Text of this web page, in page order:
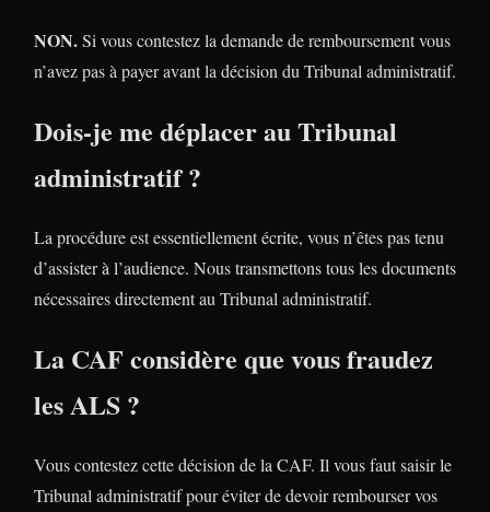
NON.Si vous contestez la demande de remboursement vous
n’avez pas à payer avant la décision du Tribunal administratif.
Dois-je me déplacer au Tribunal
administratif ?
La procédure est essentiellement écrite, vous n’êtes pas tenu
d’assister à l’audience. Nous transmettons tous les documents
nécessaires directement au Tribunal administratif.
La CAF considère que vous fraudez
les ALS ?
Vous contestez cette décision de la CAF. Il vous faut saisir le
Tribunal administratif pour éviter de devoir rembourser vos